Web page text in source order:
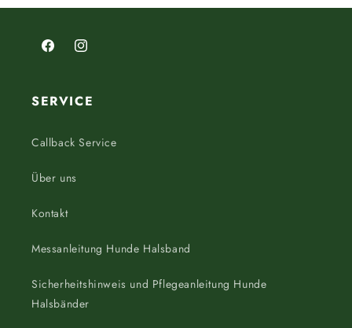
FacebookInstagram
SERVICE
Callback Service
Über uns
Kontakt
Messanleitung Hunde Halsband
Sicherheitshinweis und Pflegeanleitung Hunde
Halsbänder